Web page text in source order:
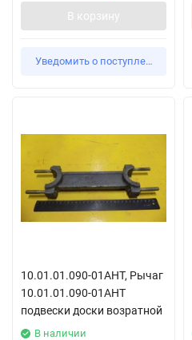
В корзину
Уведомить о поступлении
10.01.01.090-01АНТ, Рычаг
10.01.01.090-01АНТ
подвески доски возратной
В наличии